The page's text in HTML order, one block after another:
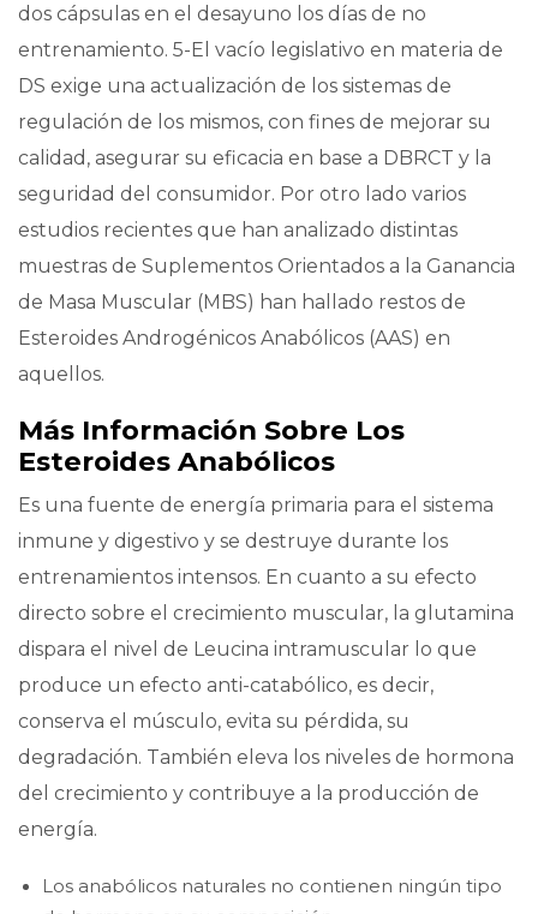
dos cápsulas en el desayuno los días de no
entrenamiento. 5-El vacío legislativo en materia de
DS exige una actualización de los sistemas de
regulación de los mismos, con fines de mejorar su
calidad, asegurar su eficacia en base a DBRCT y la
seguridad del consumidor. Por otro lado varios
estudios recientes que han analizado distintas
muestras de Suplementos Orientados a la Ganancia
de Masa Muscular (MBS) han hallado restos de
Esteroides Androgénicos Anabólicos (AAS) en
aquellos.
Más Información Sobre Los
Esteroides Anabólicos
Es una fuente de energía primaria para el sistema
inmune y digestivo y se destruye durante los
entrenamientos intensos. En cuanto a su efecto
directo sobre el crecimiento muscular, la glutamina
dispara el nivel de Leucina intramuscular lo que
produce un efecto anti-catabólico, es decir,
conserva el músculo, evita su pérdida, su
degradación. También eleva los niveles de hormona
del crecimiento y contribuye a la producción de
energía.
Los anabólicos naturales no contienen ningún tipo